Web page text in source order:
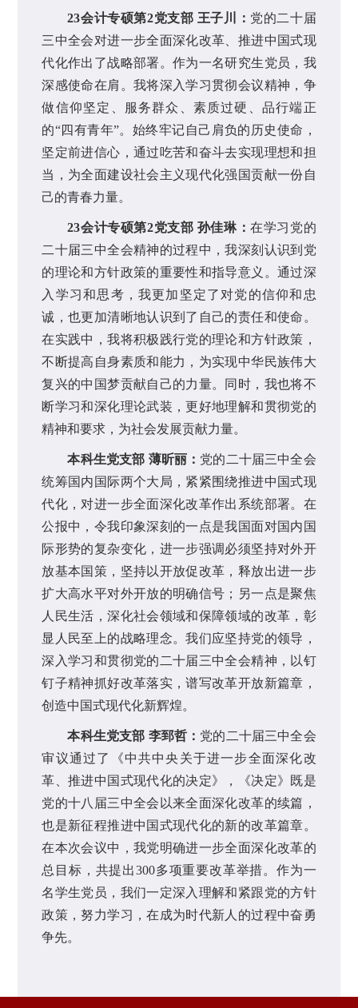
23会计专硕第2党支部 王子川： 党的二十届
三中全会对进一步全面深化改革、推进中国式现
代化作出了战略部署。作为一名研究生党员，我
深感使命在肩。我将深入学习贯彻会议精神，争
做信仰坚定、服务群众、素质过硬、品行端正
的“四有青年”。始终牢记自己肩负的历史使命，
坚定前进信心，通过吃苦和奋斗去实现理想和担
当，为全面建设社会主义现代化强国贡献一份自
己的青春力量。
23会计专硕第2党支部 孙佳琳：在学习党的
二十届三中全会精神的过程中，我深刻认识到党
的理论和方针政策的重要性和指导意义。通过深
入学习和思考，我更加坚定了对党的信仰和忠
诚，也更加清晰地认识到了自己的责任和使命。
在实践中，我将积极践行党的理论和方针政策，
不断提高自身素质和能力，为实现中华民族伟大
复兴的中国梦贡献自己的力量。同时，我也将不
断学习和深化理论武装，更好地理解和贯彻党的
精神和要求，为社会发展贡献力量。
本科生党支部 薄昕丽： 党的二十届三中全会
统筹国内国际两个大局，紧紧围绕推进中国式现
代化，对进一步全面深化改革作出系统部署。在
公报中，令我印象深刻的一点是我国面对国内国
际形势的复杂变化，进一步强调必须坚持对外开
放基本国策，坚持以开放促改革，释放出进一步
扩大高水平对外开放的明确信号；另一点是聚焦
人民生活，深化社会领域和保障领域的改革，彰
显人民至上的战略理念。我们应坚持党的领导，
深入学习和贯彻党的二十届三中全会精神，以钉
钉子精神抓好改革落实，谱写改革开放新篇章，
创造中国式现代化新辉煌。
本科生党支部 李郅哲： 党的二十届三中全会
审议通过了《中共中央关于进一步全面深化改
革、推进中国式现代化的决定》，《决定》既是
党的十八届三中全会以来全面深化改革的续篇，
也是新征程推进中国式现代化的新的改革篇章。
在本次会议中，我党明确进一步全面深化改革的
总目标，共提出300多项重要改革举措。作为一
名学生党员，我们一定深入理解和紧跟党的方针
政策，努力学习，在成为时代新人的过程中奋勇
争先。